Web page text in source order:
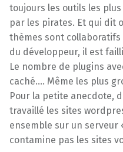
toujours les outils les
par les pirates. Et qui dit
thèmes sont collaboratifs
du développeur, il est
Le nombre de plugins
caché…. Même les plus
Pour la petite anecdote,
travaillé les sites
ensemble sur un serveur
contamine pas les sites